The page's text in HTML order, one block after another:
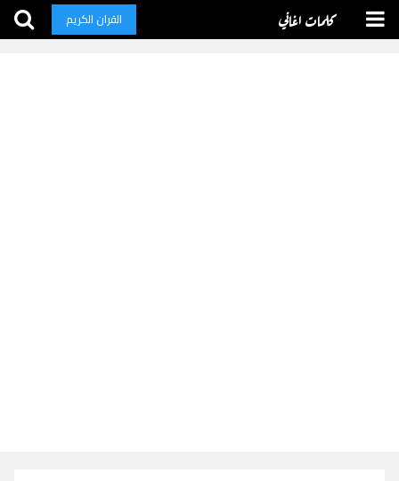
كلمات اغاني القران الكريم